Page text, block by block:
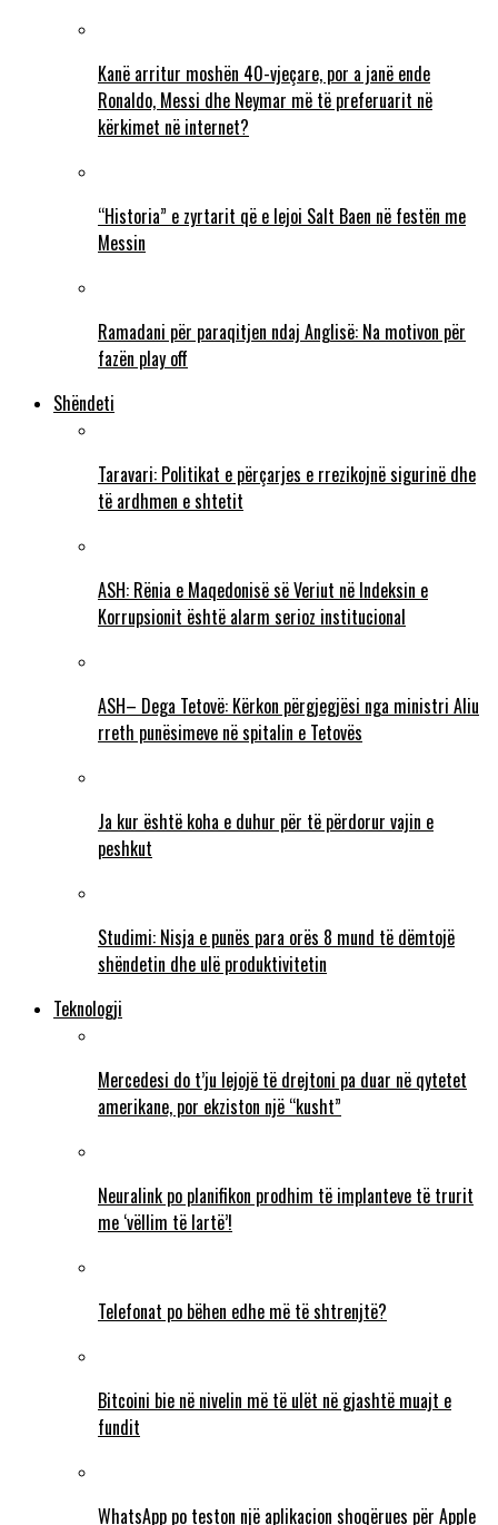
Kanë arritur moshën 40-vjeçare, por a janë ende
Ronaldo, Messi dhe Neymar më të preferuarit në
kërkimet në internet?
“Historia” e zyrtarit që e lejoi Salt Baen në festën me
Messin
Ramadani për paraqitjen ndaj Anglisë: Na motivon për
fazën play off
Shëndeti
Taravari: Politikat e përçarjes e rrezikojnë sigurinë dhe
të ardhmen e shtetit
ASH: Rënia e Maqedonisë së Veriut në Indeksin e
Korrupsionit është alarm serioz institucional
ASH– Dega Tetovë: Kërkon përgjegjësi nga ministri Aliu
rreth punësimeve në spitalin e Tetovës
Ja kur është koha e duhur për të përdorur vajin e
peshkut
Studimi: Nisja e punës para orës 8 mund të dëmtojë
shëndetin dhe ulë produktivitetin
Teknologji
Mercedesi do t’ju lejojë të drejtoni pa duar në qytetet
amerikane, por ekziston një “kusht”
Neuralink po planifikon prodhim të implanteve të trurit
me ‘vëllim të lartë’!
Telefonat po bëhen edhe më të shtrenjtë?
Bitcoini bie në nivelin më të ulët në gjashtë muajt e
fundit
WhatsApp po teston një aplikacion shoqërues për Apple